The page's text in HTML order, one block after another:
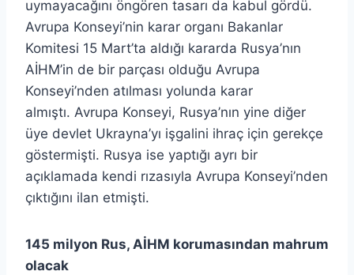
uymayacağını öngören tasarı da kabul gördü.
Avrupa Konseyi’nin karar organı Bakanlar
Komitesi 15 Mart’ta aldığı kararda Rusya’nın
AİHM’in de bir parçası olduğu Avrupa
Konseyi’nden atılması yolunda karar
almıştı. Avrupa Konseyi, Rusya’nın yine diğer
üye devlet Ukrayna’yı işgalini ihraç için gerekçe
göstermişti. Rusya ise yaptığı ayrı bir
açıklamada kendi rızasıyla Avrupa Konseyi’nden
çıktığını ilan etmişti.
145 milyon Rus, AİHM korumasından mahrum
olacak